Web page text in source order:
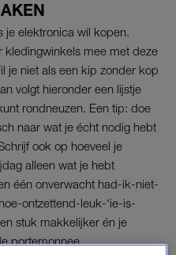
je elektronica wil kopen.
kledingwinkels mee met deze
je niet als een kip zonder kop
volgt hieronder een lijstje
rondneuzen. Een tip: doe
naar wat je écht nodig hebt
ook op hoeveel je
alleen wat je hebt
één onverwacht had-ik-niet-
ontzettend-leuk-‘ie-is-
stuk makkelijker én je
portemonnee.